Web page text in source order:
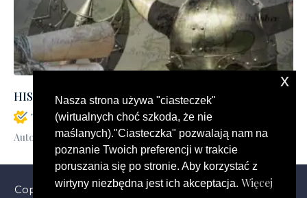
HISTORIA WYSP DO X WIEKU: podkast z i...
Tylko dla członków
Autor: Moni Evans
Copyright © 2024 Advans Language School. All Rights
Nasza strona używa "ciasteczek"
(wirtualnych choć szkoda, że nie
maślanych)."Ciasteczka" pozwalają nam na
poznanie Twoich preferencji w trakcie
poruszania się po stronie. Aby korzystać z
wirtyny niezbędna jest ich akceptacja. Więcej
x